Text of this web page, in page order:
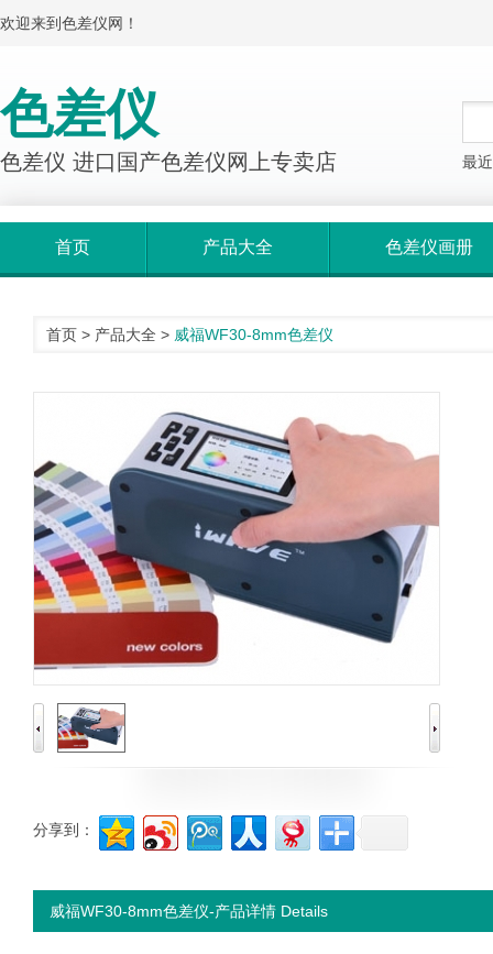
欢迎来到色差仪网！
色差仪
色差仪 进口国产色差仪网上专卖店 最
首页 产品大全 色差仪画册
首页 > 产品大全 > 威福WF30-8mm色差仪
分享到：
威福WF30-8mm色差仪-产品详情 Details